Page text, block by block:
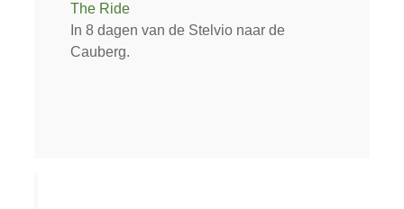
The Ride
In 8 dagen van de Stelvio naar de
Cauberg.